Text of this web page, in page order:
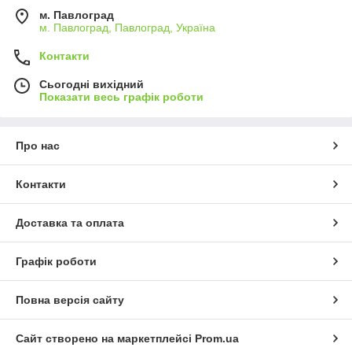
м. Павлоград
м. Павлоград, Павлоград, Україна
Контакти
Сьогодні вихідний
Показати весь графік роботи
Про нас
Контакти
Доставка та оплата
Графік роботи
Повна версія сайту
Сайт створено на маркетплейсі Prom.ua